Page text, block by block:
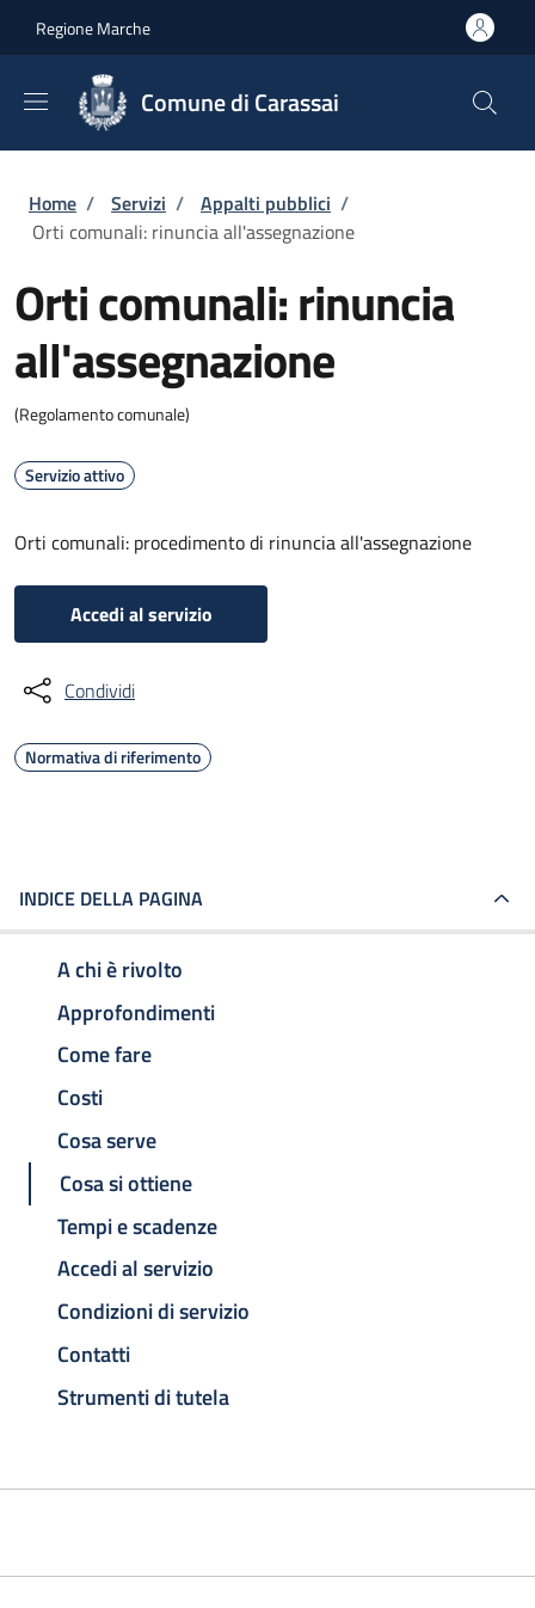
Regione Marche
Comune di Carassai
Briciole di pane
Home / Servizi / Appalti pubblici /
Orti comunali: rinuncia all'assegnazione
Orti comunali: rinuncia
all'assegnazione
(Regolamento comunale)
Servizio attivo
Orti comunali: procedimento di rinuncia all'assegnazione
Accedi al servizio
Condividi
Normativa di riferimento
INDICE DELLA PAGINA
A chi è rivolto
Approfondimenti
Come fare
Costi
Cosa serve
Cosa si ottiene
Tempi e scadenze
Accedi al servizio
Condizioni di servizio
Contatti
Strumenti di tutela